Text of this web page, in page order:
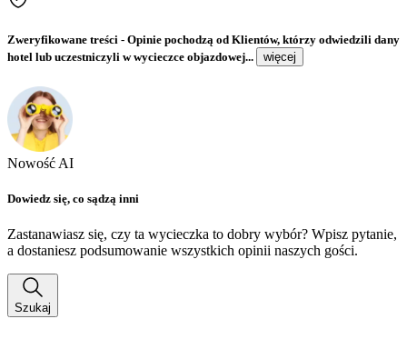
Zweryfikowane treści - Opinie pochodzą od Klientów, którzy odwiedzili dany
hotel lub uczestniczyli w wycieczce objazdowej...
więcej
Nowość AI
Dowiedz się, co sądzą inni
Zastanawiasz się, czy ta wycieczka to dobry wybór? Wpisz pytanie,
a dostaniesz podsumowanie wszystkich opinii naszych gości.
Szukaj